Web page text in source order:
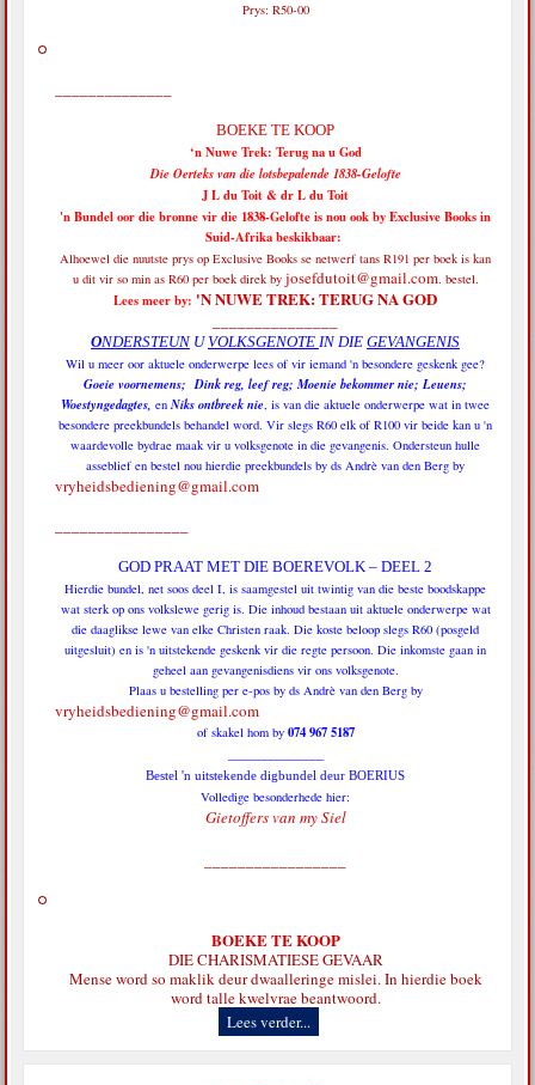
Prys: R50-00
BOEKE TE KOOP
‘n Nuwe Trek: Terug na u God
Die Oerteks van die lotsbepalende 1838-Gelofte
J L du Toit & dr L du Toit
'n Bundel oor die bronne vir die 1838-Gelofte is nou ook by Exclusive Books in
Suid-Afrika beskikbaar:
Alhoewel die nuutste prys op Exclusive Books se netwerf tans R191 per boek is kan
u dit vir so min as R60 per boek direk by josefdutoit@gmail.com. bestel.
Lees meer by: 'N NUWE TREK: TERUG NA GOD
ONDERSTEUN UVOLKSGENOTE IN DIE GEVANGENIS
Wil u meer oor aktuele onderwerpe lees of vir iemand 'n besondere geskenk gee?
Goeie voornemens; Dink reg, leef reg; Moenie bekommer nie; Leuens;
Woestyngedagtes, enNiks ontbreek nie, is van die aktuele onderwerpe wat in twee
besondere preekbundels behandel word. Vir slegs R60 elk of R100 vir beide kan u 'n
waardevolle bydrae maak vir u volksgenote in die gevangenis. Ondersteun hulle
asseblief en bestel nou hierdie preekbundels by ds Andrè van den Berg by
vryheidsbediening@gmail.com
GOD PRAAT MET DIE BOEREVOLK – DEEL 2
Hierdie bundel, net soos deel I, is saamgestel uit twintig van die beste boodskappe
wat sterk op ons volkslewe gerig is. Die inhoud bestaan uit aktuele onderwerpe wat
die daaglikse lewe van elke Christen raak. Die koste beloop slegs R60 (posgeld
uitgesluit) en is 'n uitstekende geskenk vir die regte persoon. Die inkomste gaan in
geheel aan gevangenisdiens vir ons volksgenote.
Plaas u bestelling per e-pos by ds Andrè van den Berg by
vryheidsbediening@gmail.com
of skakel hom by 074 967 5187
Bestel 'n uitstekende digbundel deur BOERIUS
Volledige besonderhede hier:
Gietoffers van my Siel
BOEKE TE KOOP
DIE CHARISMATIESE GEVAAR
Mense word so maklik deur dwaalleringe mislei. In hierdie boek
word talle kwelvrae beantwoord.
Lees verder...